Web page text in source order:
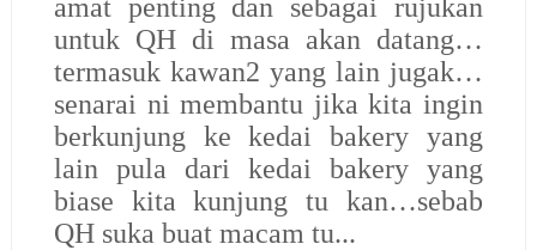
amat penting dan sebagai rujukan
untuk QH di masa akan datang…
termasuk kawan2 yang lain jugak…
senarai ni membantu jika kita ingin
berkunjung ke kedai bakery yang
lain pula dari kedai bakery yang
biase kita kunjung tu kan…sebab
QH suka buat macam tu...